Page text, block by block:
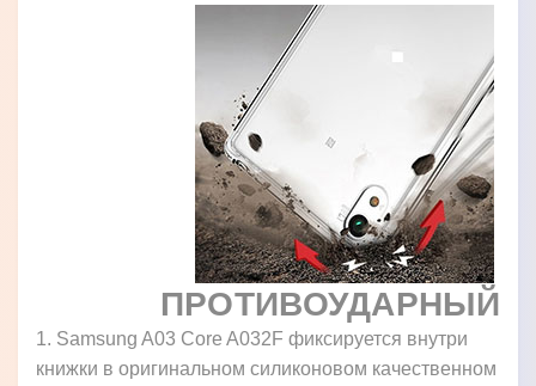
ПРОТИВОУДАРНЫЙ
1. Samsung A03 Core A032F фиксируется внутри
книжки в оригинальном силиконовом качественном